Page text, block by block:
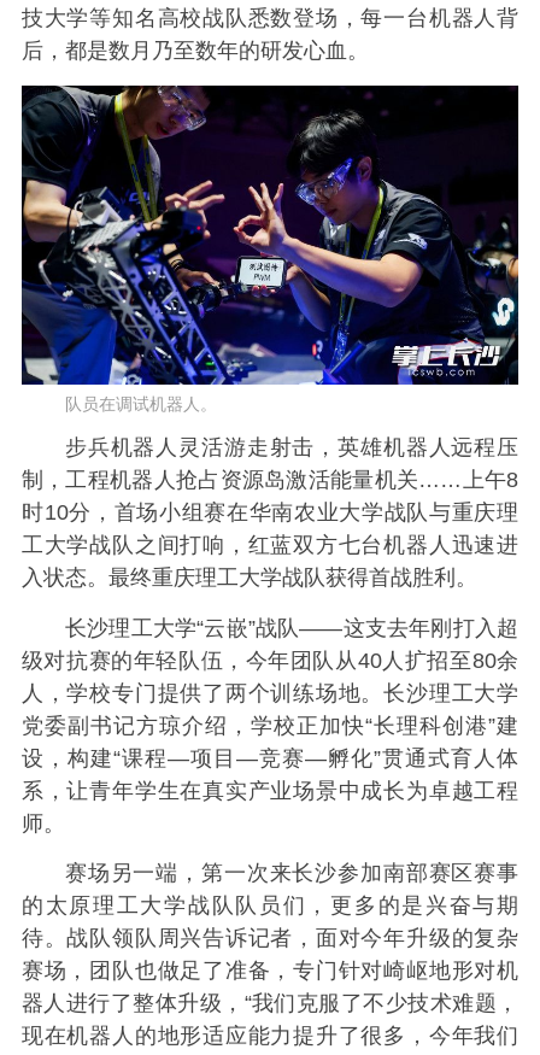
技大学等知名高校战队悉数登场，每一台机器人背
后，都是数月乃至数年的研发心血。
队员在调试机器人。
步兵机器人灵活游走射击，英雄机器人远程压
制，工程机器人抢占资源岛激活能量机关……上午8
时10分，首场小组赛在华南农业大学战队与重庆理
工大学战队之间打响，红蓝双方七台机器人迅速进
入状态。最终重庆理工大学战队获得首战胜利。
长沙理工大学“云嵌”战队——这支去年刚打入超
级对抗赛的年轻队伍，今年团队从40人扩招至80余
人，学校专门提供了两个训练场地。长沙理工大学
党委副书记方琼介绍，学校正加快“长理科创港”建
设，构建“课程—项目—竞赛—孵化”贯通式育人体
系，让青年学生在真实产业场景中成长为卓越工程
师。
赛场另一端，第一次来长沙参加南部赛区赛事
的太原理工大学战队队员们，更多的是兴奋与期
待。战队领队周兴告诉记者，面对今年升级的复杂
赛场，团队也做足了准备，专门针对崎岖地形对机
器人进行了整体升级，“我们克服了不少技术难题，
现在机器人的地形适应能力提升了很多，今年我们